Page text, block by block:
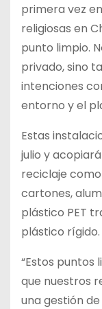
primera vez
religiosas en
punto limpio.
privado, sino
intenciones
entorno y el
Estas
julio y
reciclaje
cartones,
plástico PET
plástico rígido.
“Estos puntos
que nuestros
una gestión